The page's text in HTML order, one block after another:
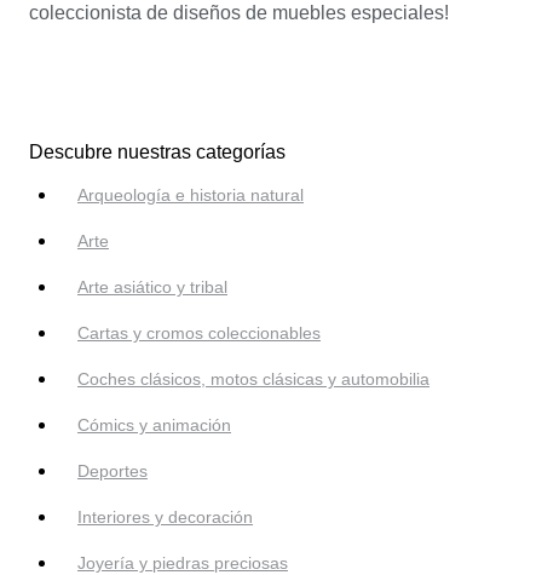
coleccionista de diseños de muebles especiales!
Descubre nuestras categorías
Arqueología e historia natural
Arte
Arte asiático y tribal
Cartas y cromos coleccionables
Coches clásicos, motos clásicas y automobilia
Cómics y animación
Deportes
Interiores y decoración
Joyería y piedras preciosas